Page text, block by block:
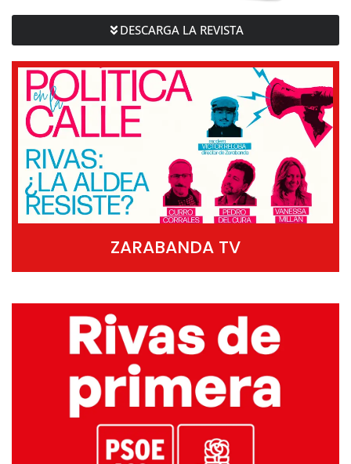
DESCARGA LA REVISTA
ZARABANDA TV